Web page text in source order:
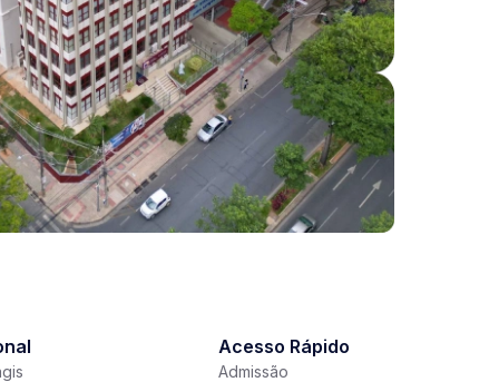
Acesso Rápido
Admissão